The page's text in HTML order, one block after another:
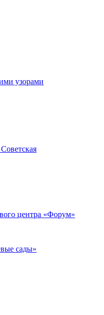
узорами
центра «Форум»
сады»